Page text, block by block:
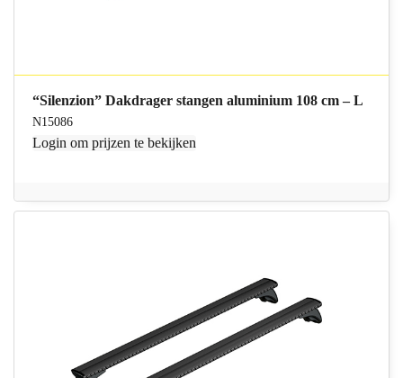
“Silenzion” Dakdrager stangen aluminium 108 cm – L
N15086
Login om prijzen te bekijken